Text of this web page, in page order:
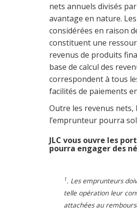
nets annuels divisés
avantage en nature.
considérées en raison
constituent une
revenus de produits
base de calcul des
correspondent à tous
facilités de paiements
Outre les revenus
l’emprunteur pourra
JLC vous ouvre les
pourra engager des
1. Les emprunteurs
telle opération leur
attachées au